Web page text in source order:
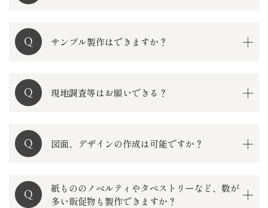
サンプル製作はできますか？
現地調査等はお願いできる？
図面、デザインの作成は可能ですか？
紙もののノベルティやタペストリーなど、数が
多い販促物も製作できますか？